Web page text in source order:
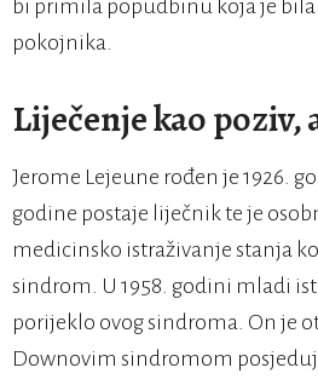
bi primila popudbinu koja je
pokojnika.
Liječenje kao poziv,
Jerome Lejeune rođen je 1926.
godine postaje liječnik te je
medicinsko istraživanje stanja
sindrom. U 1958. godini mladi
porijeklo ovog sindroma. On je
Downovim sindromom